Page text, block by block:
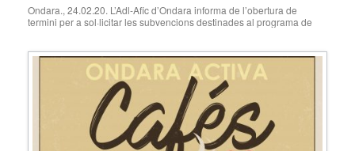
Ondara., 24.02.20. L’Adl-Afic d’Ondara informa de l’obertura de
termini per a sol·licitar les subvencions destinades al programa de
Subvencions Foment de l’Ocupació dirigida a l’Emprenedoria. Ajudes
a persones desocupades que accedeixin al […]